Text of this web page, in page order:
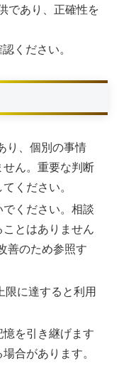
であり、正確性を
ください。
り、個別の事情
ん。重要な判断
ください。
ください。相談
とはありません
善のため参照す
限に達すると利用
を引き継げます
合があります。